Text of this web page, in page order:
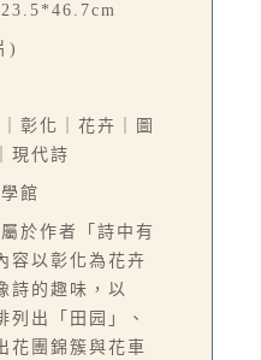
23.5*46.7cm
)
彰化｜花卉｜圖
現代詩
館
於作者「詩中有
容以彰化為花卉
詩的趣味，以
列出「田园」、
花團錦簇與花車